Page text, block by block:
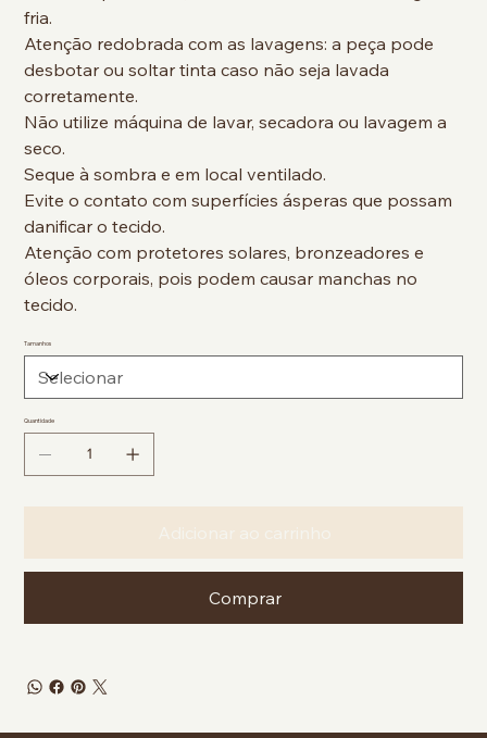
fria.
Atenção redobrada com as lavagens: a peça pode
desbotar ou soltar tinta caso não seja lavada
corretamente.
Não utilize máquina de lavar, secadora ou lavagem a
seco.
Seque à sombra e em local ventilado.
Evite o contato com superfícies ásperas que possam
danificar o tecido.
Atenção com protetores solares, bronzeadores e
óleos corporais, pois podem causar manchas no
tecido.
Tamanhos
Quantidade
Comprar